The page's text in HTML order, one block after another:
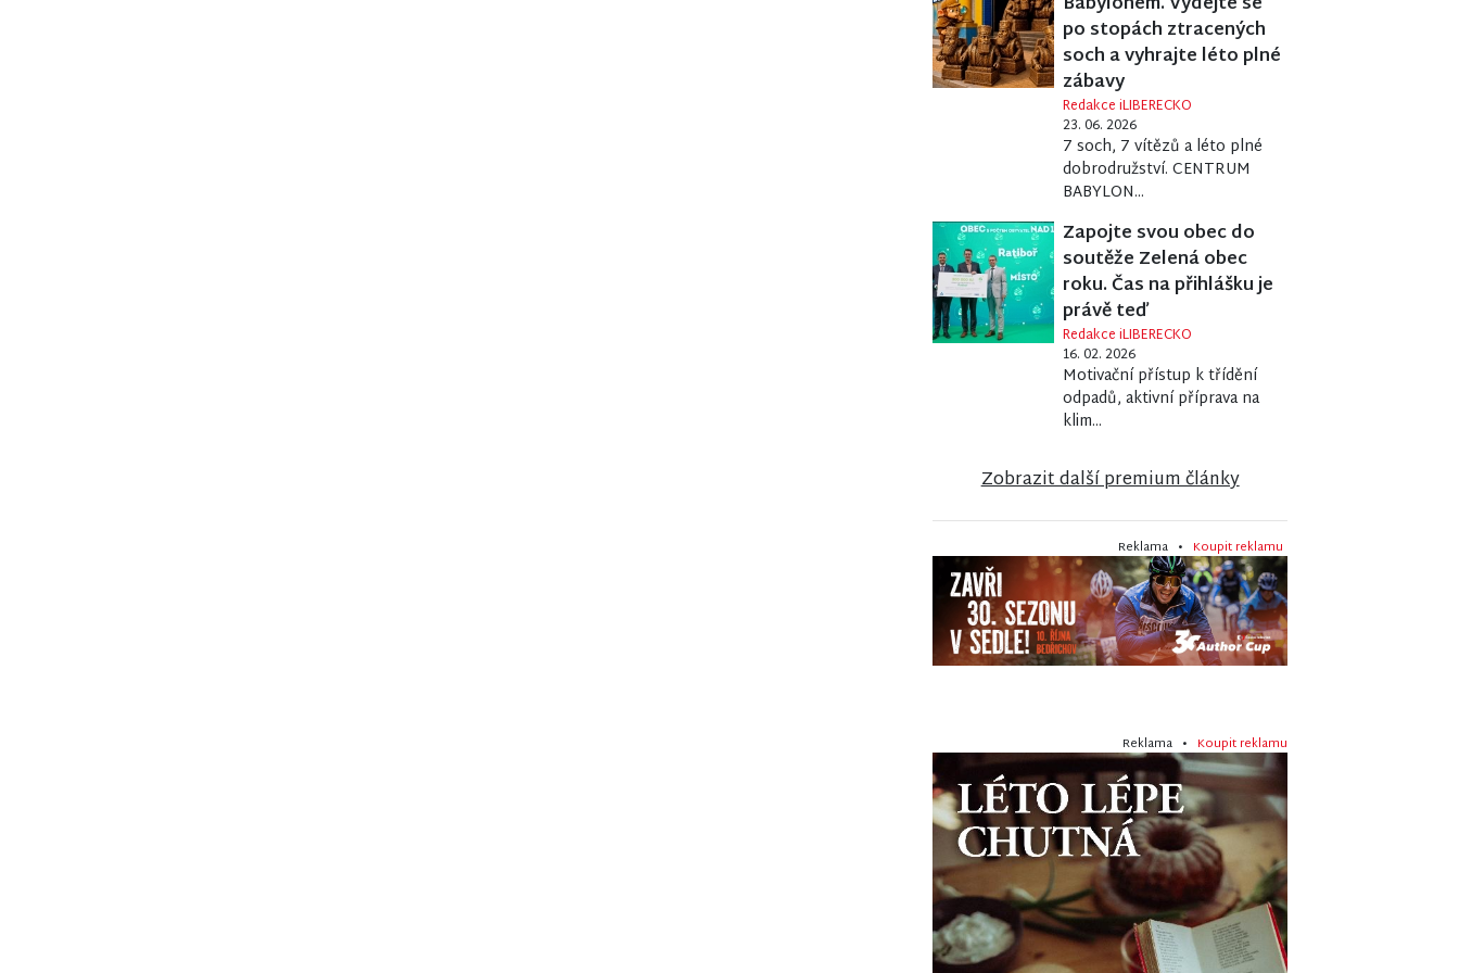
po stopách ztracených
soch a vyhrajte léto plné
zábavy
Redakce iLIBERECKO
23. 06. 2026
7 soch, 7 vítězů a léto plné
dobrodružství. CENTRUM
BABYLON...
Zapojte svou obec do
soutěže Zelená obec
roku. Čas na přihlášku je
právě teď
Redakce iLIBERECKO
16. 02. 2026
Motivační přístup k třídění
odpadů, aktivní příprava na
klim...
Zobrazit další premium články
Reklama • Koupit reklamu
Reklama • Koupit reklamu